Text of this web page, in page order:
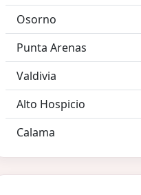
Osorno
Punta Arenas
Valdivia
Alto Hospicio
Calama